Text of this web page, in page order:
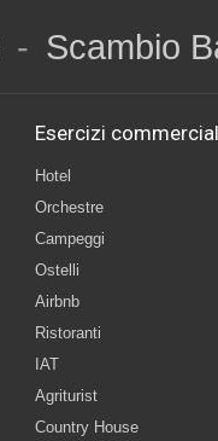
- Scambio
Esercizi
Hotel
Orchestre
Campeggi
Ostelli
Airbnb
Ristoranti
IAT
Agriturist
Country House